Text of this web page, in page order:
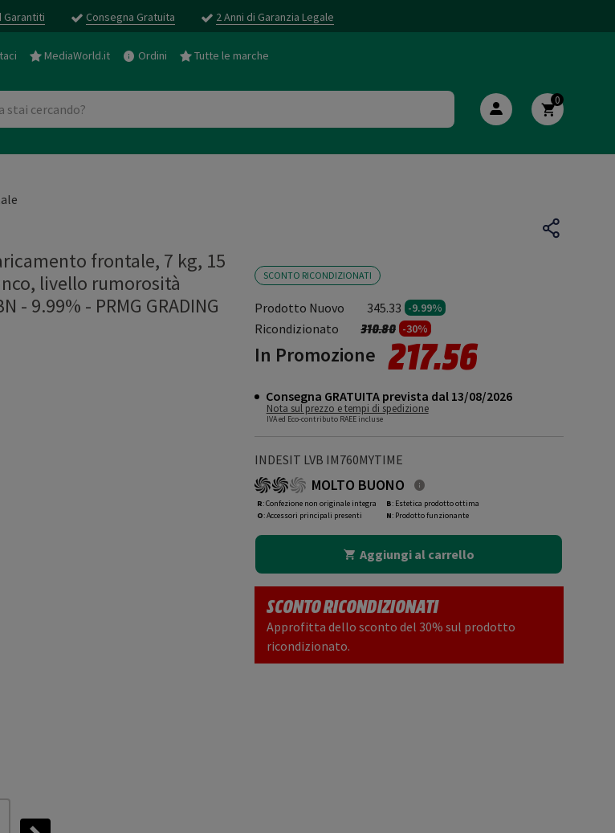
Garantiti Consegna Gratuita 2 Anni di Garanzia Legale
MediaWorld.it Ordini Tutte le marche
0
frontale, 7 kg, 15
livello rumorosità
- 9.99% - PRMG GRADING
SCONTO RICONDIZIONATI
Prodotto Nuovo 345.33 -9.99%
Ricondizionato Prezzo ridotto da
310.80a-30%
In Promozione 217.56
Consegna GRATUITA prevista dal 13/08/2026
Nota sul prezzo e tempi di spedizione
IVA ed Eco-contributo RAEE incluse
INDESIT LVB IM760MYTIME
MOLTO BUONO
R: Confezione non originale integra
O: Accessori principali presenti
B: Estetica prodotto ottima
N: Prodotto funzionante
Aggiungi al carrello
SCONTO RICONDIZIONATI
Approfitta dello sconto del 30% sul prodotto
ricondizionato.